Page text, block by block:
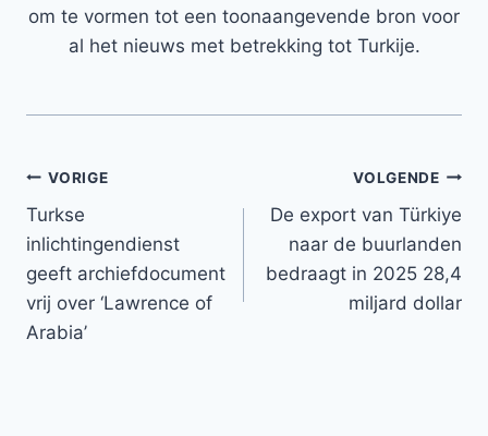
om te vormen tot een toonaangevende bron voor
al het nieuws met betrekking tot Turkije.
Bericht
navigatie
VORIGE
Turkse
inlichtingendienst
geeft archiefdocument
vrij over ‘Lawrence of
Arabia’
VOLGENDE
De export van Türkiye
naar de buurlanden
bedraagt ​​in 2025 28,4
miljard dollar